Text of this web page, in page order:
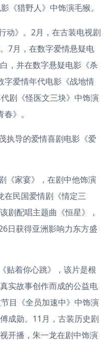
《猎野人》中饰演毛猴。
动》。2月，在古装电视剧
7月，在数字爱情悬疑电
，并在数字悬疑电影《杀
字爱情年代电影《战地情
剧《怪医文三块》中饰演
》。
执导的爱情喜剧电影《爱
《家宴》，在剧中他饰演
在民国爱情剧《情定三
剧配唱主题曲《恒星》，
日获得亚洲影响力东方盛
贴着你心跳》，该片是根
实故事创作而成的公益电
目《全员加速中》中饰演
成勋。11月，古装历史剧
开播，朱一龙在剧中饰演